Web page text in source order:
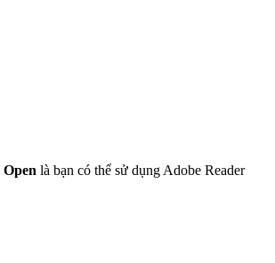
Open là bạn có thể sử dụng Adobe Reader